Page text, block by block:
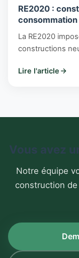
RE2020 :
La RE2020
constructions
ces normes au
Lire l'article
Vous avez
Notre équipe
construction